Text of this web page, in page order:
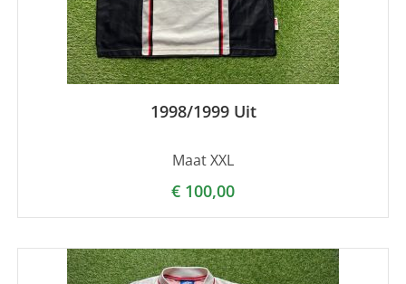
1998/1999 Uit
Maat XXL
€ 100,00